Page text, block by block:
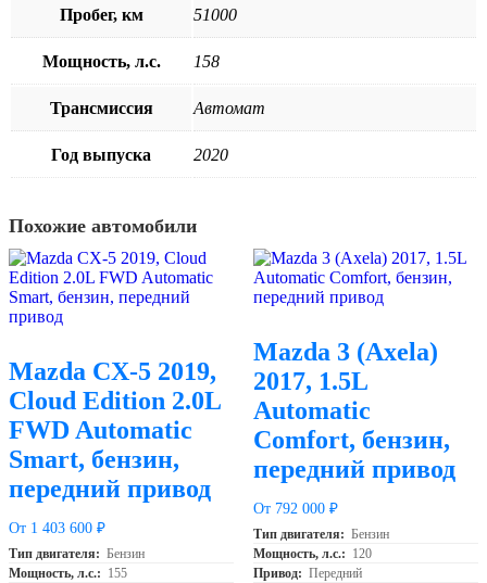
Пробег, км 51000
Мощность, л.с. 158
Трансмиссия Автомат
Год выпуска 2020
Похожие автомобили
Mazda CX-5 2019,
Cloud Edition 2.0L
FWD Automatic
Smart, бензин,
передний привод
От 1 403 600 ₽
Тип двигателя: Бензин
Мощность, л.с.: 155
Mazda 3 (Axela)
2017, 1.5L
Automatic
Comfort, бензин,
передний привод
От 792 000 ₽
Тип двигателя: Бензин
Мощность, л.с.: 120
Привод: Передний